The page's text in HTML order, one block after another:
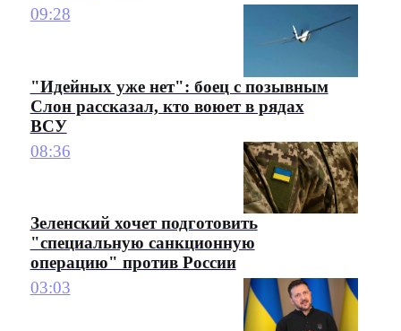
09:28
"Идейных уже нет": боец с позывным
Слон рассказал, кто воюет в рядах
ВСУ
08:36
Зеленский хочет подготовить
"специальную санкционную
операцию" против России
03:03